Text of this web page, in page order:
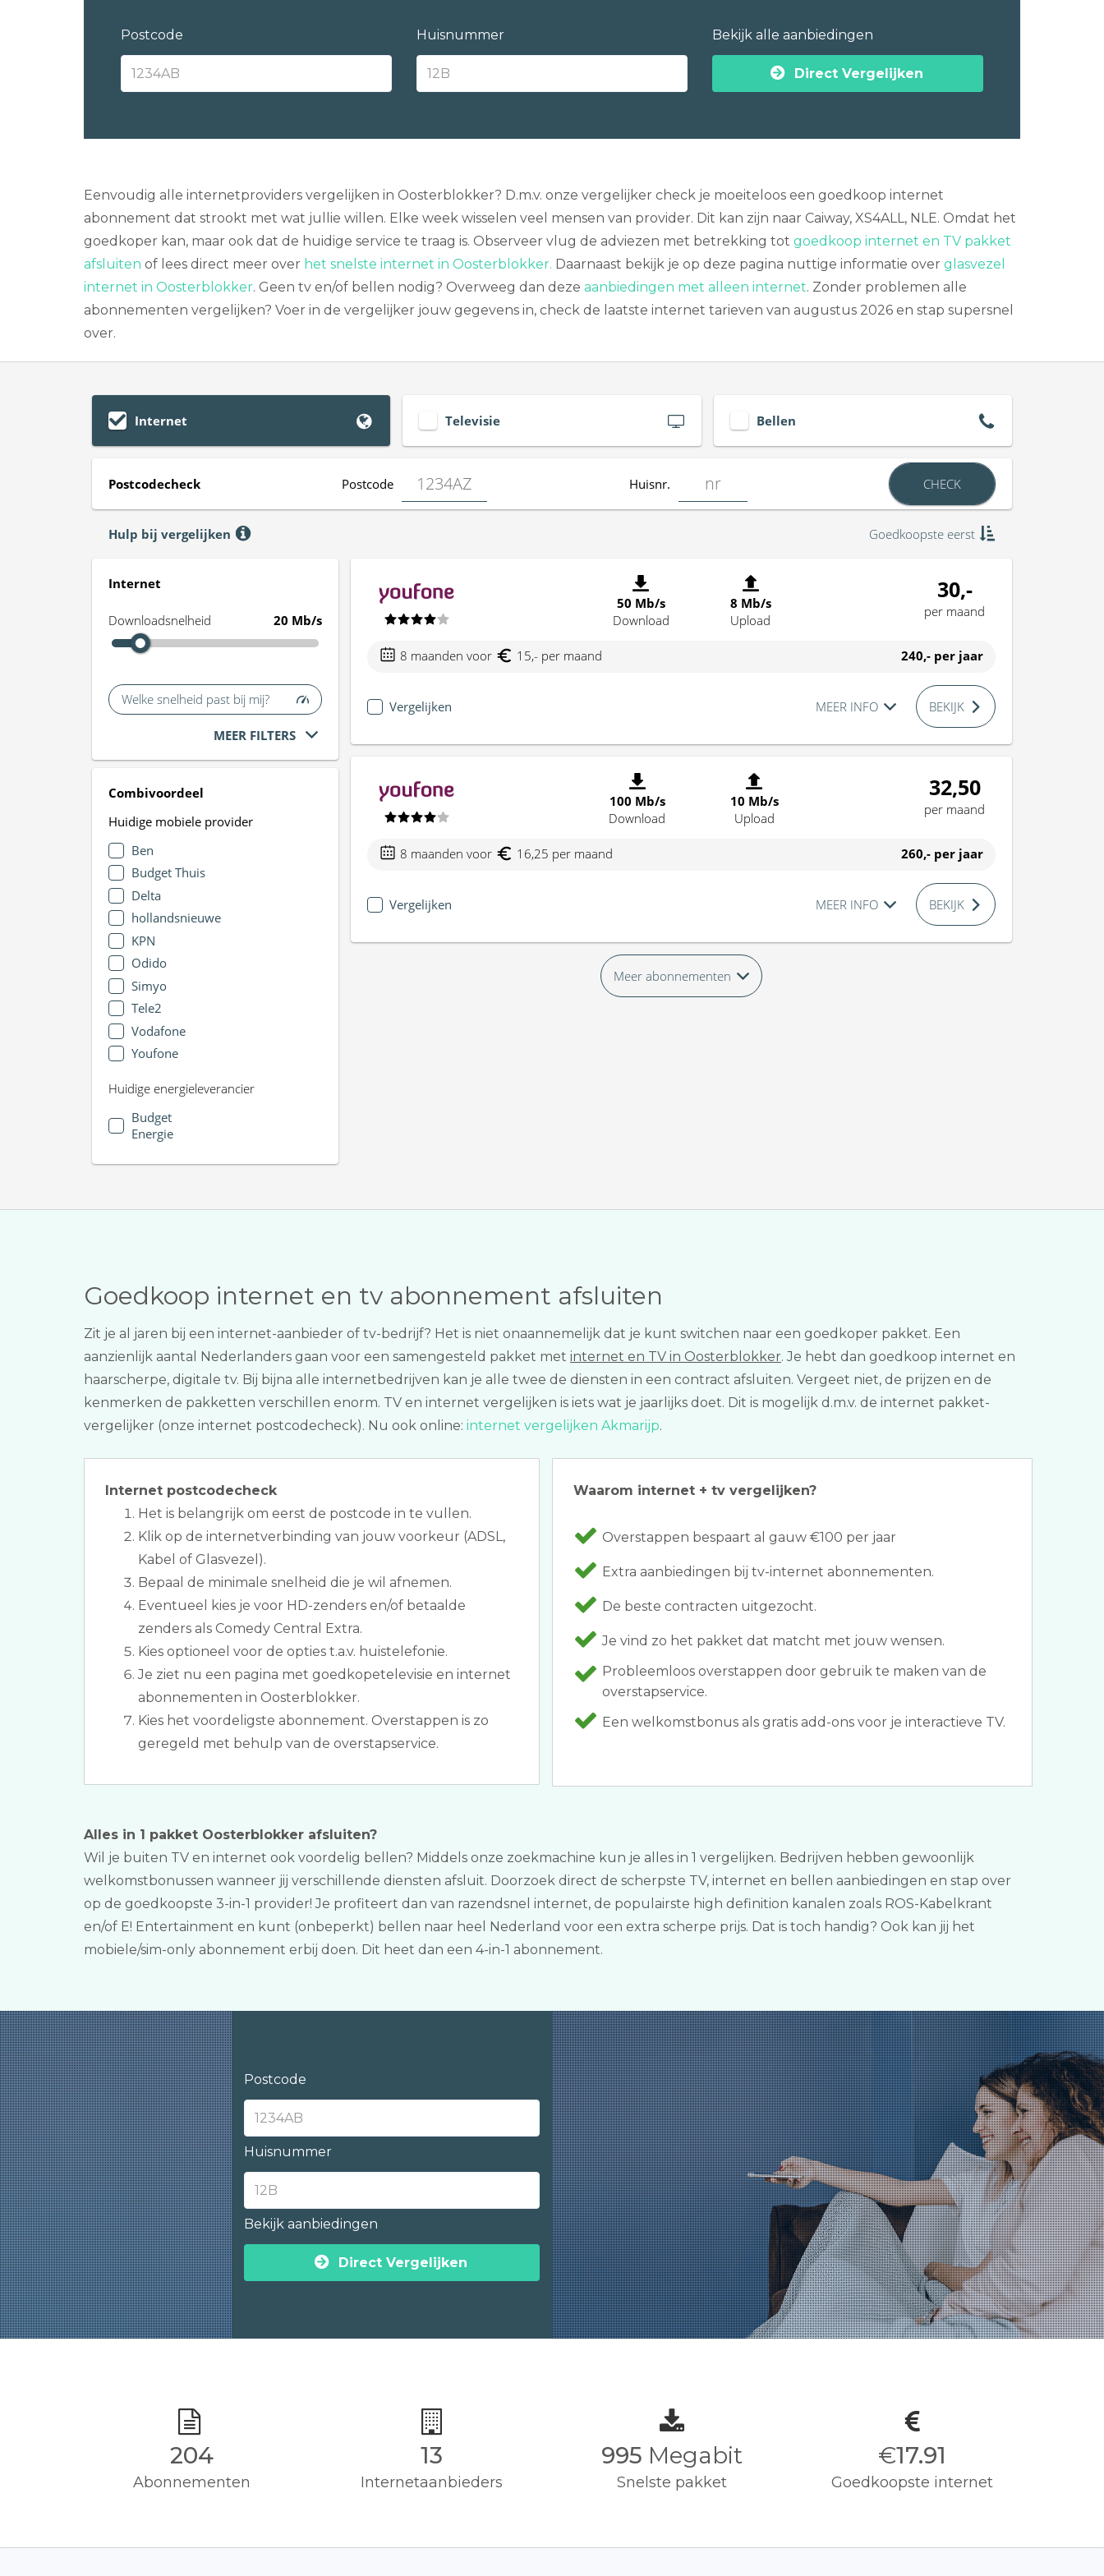
Postcode Huisnummer Bekijk alle aanbiedingen
Direct Vergelijken
Eenvoudig alle internetproviders vergelijken in Oosterblokker? D.m.v. onze vergelijker check je moeiteloos een goedkoop internet
abonnement dat strookt met wat jullie willen. Elke week wisselen veel mensen van provider. Dit kan zijn naar Caiway, XS4ALL, NLE. Omdat het
goedkoper kan, maar ook dat de huidige service te traag is. Observeer vlug de adviezen met betrekking tot goedkoop internet en TV pakket
afsluiten of lees direct meer over het snelste internet in Oosterblokker. Daarnaast bekijk je op deze pagina nuttige informatie over glasvezel
internet in Oosterblokker. Geen tv en/of bellen nodig? Overweeg dan deze aanbiedingen met alleen internet. Zonder problemen alle
abonnementen vergelijken? Voer in de vergelijker jouw gegevens in, check de laatste internet tarieven van augustus 2026 en stap supersnel
over.
Internet Televisie Bellen
Postcodecheck Postcode Huisnr. CHECK
Hulp bij vergelijken Goedkoopste eerst
Internet
Downloadsnelheid 20 Mb/s
Welke snelheid past bij mij?
MEER FILTERS
Combivoordeel
Huidige mobiele provider
Ben
Budget Thuis
Delta
hollandsnieuwe
KPN
Odido
Simyo
Tele2
Vodafone
Youfone
Huidige energieleverancier
Budget
Energie
50 Mb/s
Download
8 Mb/s
Upload
30,-
per maand
8 maanden voor 15,- per maand 240,- per jaar
Vergelijken MEER INFO BEKIJK
100 Mb/s
Download
10 Mb/s
Upload
32,50
per maand
8 maanden voor 16,25 per maand 260,- per jaar
Vergelijken MEER INFO BEKIJK
Meer abonnementen
Goedkoop internet en tv abonnement afsluiten
Zit je al jaren bij een internet-aanbieder of tv-bedrijf? Het is niet onaannemelijk dat je kunt switchen naar een goedkoper pakket. Een
aanzienlijk aantal Nederlanders gaan voor een samengesteld pakket met internet en TV in Oosterblokker. Je hebt dan goedkoop internet en
haarscherpe, digitale tv. Bij bijna alle internetbedrijven kan je alle twee de diensten in een contract afsluiten. Vergeet niet, de prijzen en de
kenmerken de pakketten verschillen enorm. TV en internet vergelijken is iets wat je jaarlijks doet. Dit is mogelijk d.m.v. de internet pakket-
vergelijker (onze internet postcodecheck). Nu ook online: internet vergelijken Akmarijp.
Internet postcodecheck
Het is belangrijk om eerst de postcode in te vullen.
Klik op de internetverbinding van jouw voorkeur (ADSL,
Kabel of Glasvezel).
Bepaal de minimale snelheid die je wil afnemen.
Eventueel kies je voor HD-zenders en/of betaalde
zenders als Comedy Central Extra.
Kies optioneel voor de opties t.a.v. huistelefonie.
Je ziet nu een pagina met goedkopetelevisie en internet
abonnementen in Oosterblokker.
Kies het voordeligste abonnement. Overstappen is zo
geregeld met behulp van de overstapservice.
Waarom internet + tv vergelijken?
Overstappen bespaart al gauw €100 per jaar
Extra aanbiedingen bij tv-internet abonnementen.
De beste contracten uitgezocht.
Je vind zo het pakket dat matcht met jouw wensen.
Probleemloos overstappen door gebruik te maken van de
overstapservice.
Een welkomstbonus als gratis add-ons voor je interactieve TV.
Alles in 1 pakket Oosterblokker afsluiten?
Wil je buiten TV en internet ook voordelig bellen? Middels onze zoekmachine kun je alles in 1 vergelijken. Bedrijven hebben gewoonlijk
welkomstbonussen wanneer jij verschillende diensten afsluit. Doorzoek direct de scherpste TV, internet en bellen aanbiedingen en stap over
op de goedkoopste 3-in-1 provider! Je profiteert dan van razendsnel internet, de populairste high definition kanalen zoals ROS-Kabelkrant
en/of E! Entertainment en kunt (onbeperkt) bellen naar heel Nederland voor een extra scherpe prijs. Dat is toch handig? Ook kan jij het
mobiele/sim-only abonnement erbij doen. Dit heet dan een 4-in-1 abonnement.
Postcode
Huisnummer
Bekijk aanbiedingen
Direct Vergelijken
205
Abonnementen
13
Internetaanbieders
1,000Megabit
Snelste pakket
€18.00
Goedkoopste internet